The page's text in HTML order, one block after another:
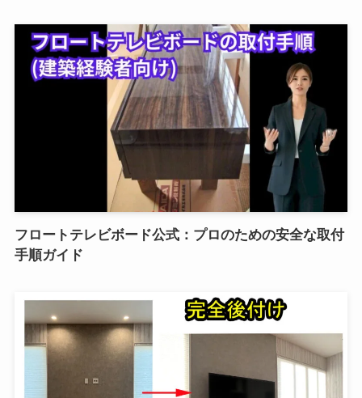
フロートテレビボード公式：プロのための安全な取付
手順ガイド